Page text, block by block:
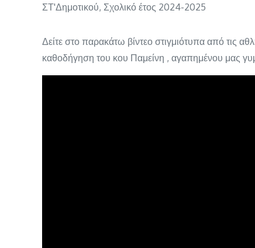
ΣΤ'Δημοτικού, Σχολικό έτος 2024-2025
Δείτε στο παρακάτω βίντεο στιγμιότυπα από τις
καθοδήγηση του κου Παμείνη , αγαπημένου μας